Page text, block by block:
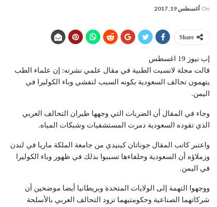
On أغسطس 19, 2017
Share
إب نيوز 19 اغسطس
قالت مجلة لانسيت الطبية في مقال علمي نشرته: إن علماء الطب
يتهمون تحالف السعودية بكونه السبب لتفشي وباء الكوليرا في
اليمن.
وجاء في المقال أن الضربات التي وجهها طيران التحالف العربي
الذي تقوده السعودية دمرت المستشفيات وشبكات المياه.
واعتبر كاتب المقال جوناتان كينيدي من جامعة الملكة ماريا في لندن
وزملاؤه أن السعودية وحلفاءها تسببوا بذلك في ظهور وباء الكوليرا
في اليمن.
ووجهوا التهمة إلى الولايات المتحدة وبريطانيا أيضا موضحين أن
شركاتهما الصناعية وحكومتيهما تزود التحالف العربي بالأسلحة